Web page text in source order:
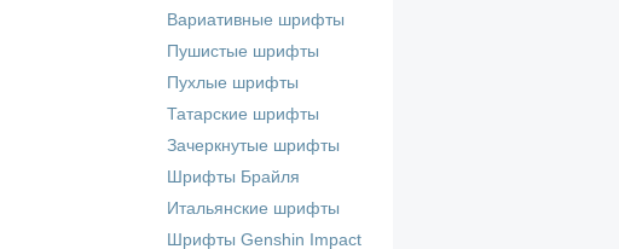
Вариативные шрифты
Пушистые шрифты
Пухлые шрифты
Татарские шрифты
Зачеркнутые шрифты
Шрифты Брайля
Итальянские шрифты
Шрифты Genshin Impact